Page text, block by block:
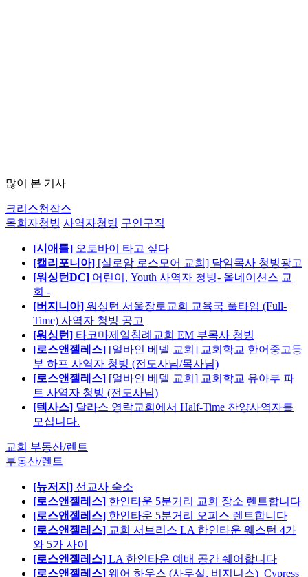
많이 본 기사
크리스천잡스
목회자청빙 사역자청빙 구인구직
[시애틀] 오토바이 타고 싶다
[캘리포니아] [실로암 로스모어 교회] 담임목사 청빙광고
[워싱턴DC] 어린이, Youth 사역자 청빙- 올네이션스 교
회 -
[버지니아] 워싱턴 서울장로교회 교육국 풀타임 (Full-
Time) 사역자 청빙 공고
[워싱턴] 타코마제일침례교회 EM 부목사 청빙
[로스앤젤레스] [얼바인 베델 교회] 교회학교 한어중고등
부 하프 사역자 청빙 (전도사님/목사님)
[로스앤젤레스] [얼바인 베델 교회] 교회학교 유아부 파
트 사역자 청빙 (전도사님)
[텍사스] 달라스 영락교회에서 Half-Time 찬양사역자를
모십니다.
교회 부동산/렌트
부동산/렌트
[뉴저지] 선교사 숙소
[로스앤젤레스] 한인타운 5분거리 교회 장소 렌트합니다
[로스앤젤레스] 한인타운 5분거리 오피스 렌트합니다
[로스앤젤레스] 교회 서브리스 LA 한인타운 웨스턴 4가
와 5가 사이
[로스앤젤레스] LA 한인타운 예배 공간 쉐어합니다
[로스앤젤레스] 웨어 하우스 (사무실, 비지니스)_Cypress